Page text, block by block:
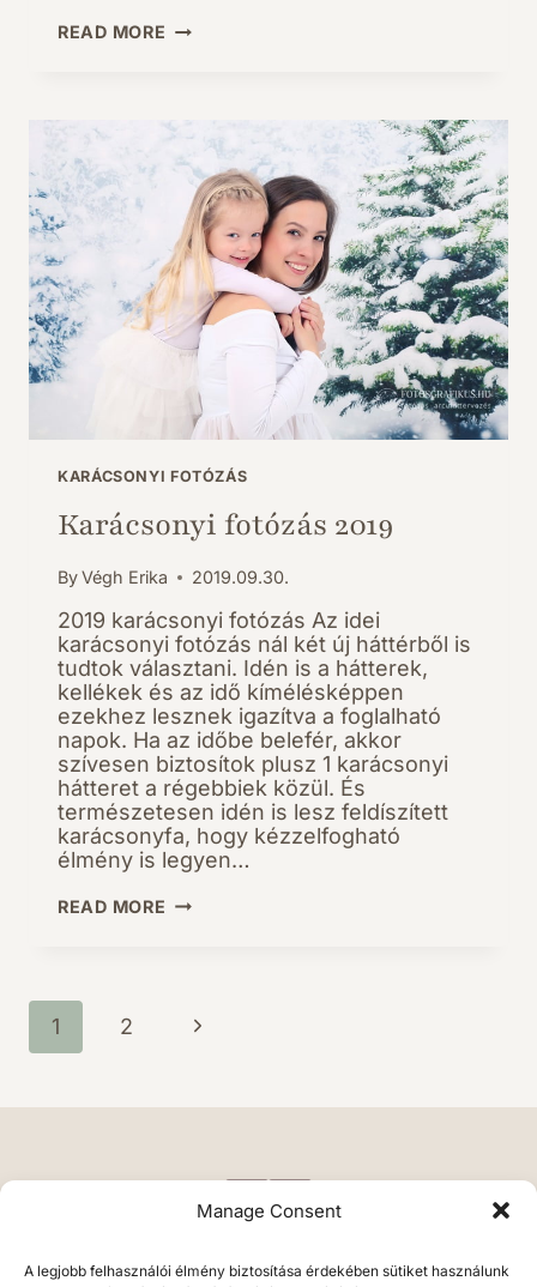
Manage Consent
A legjobb felhasználói élmény biztosítása érdekében sütiket használunk
READ MORE KARÁCSONYI
KARÁCSONYI FOTÓZÁS
Karácsonyi fotózás 2019
ByVégh Erika 2019.09.30.
2019 karácsonyi fotózás Az idei
karácsonyi fotózás nál két új háttérből is
tudtok választani. Idén is a hátterek,
kellékek és az idő kímélésképpen
ezekhez lesznek igazítva a foglalható
napok. Ha az időbe belefér, akkor
szívesen biztosítok plusz 1 karácsonyi
hátteret a régebbiek közül. És
természetesen idén is lesz feldíszített
karácsonyfa, hogy kézzelfogható
élmény is legyen…
READ MORE KARÁCSONYI
Page
1 2
Next